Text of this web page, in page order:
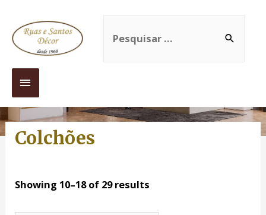
Colchões
Showing 10–18 of 29 results